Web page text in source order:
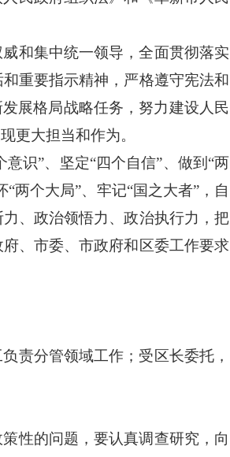
和集中统一领导，全面贯彻落实
重要指示精神，严格遵守宪法和
展格局战略任务，努力建设人民
更大担当和作为。
识”、坚定“四个自信”、做到“两
两个大局”、牢记“国之大者”，自
、政治领悟力、政治执行力，把
、市委、市政府和区委工作要求
责分管领域工作；受区长委托，
性的问题，要认真调查研究，向